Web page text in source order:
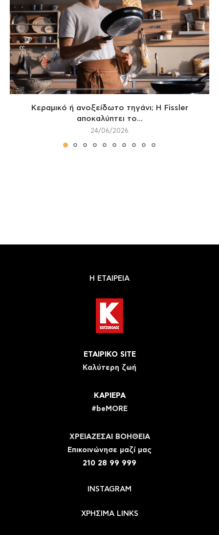
Κεραμικό ή ανοξείδωτο τηγάνι; Η Fissler
αποκαλύπτει το...
24/06/2026
Η ΕΤΑΙΡΕΙΑ
ΕΤΑΙΡΙΚΟ SITE
Καλύτερη ζωή
ΚΑΡΙΕΡΑ
#beMORE
ΧΡΕΙΑΖΕΣΑΙ ΒΟΗΘΕΙΑ
Eπικοινώνησε μαζί μας
210 28 99 999
INSTAGRAM
ΧΡΗΣΙΜΑ LINKS